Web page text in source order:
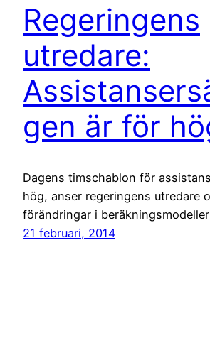
Regeringens
utredare:
gen är för
Dagens timschablon för
hög, anser regeringens utredare
förändringar i
21 februari, 2014